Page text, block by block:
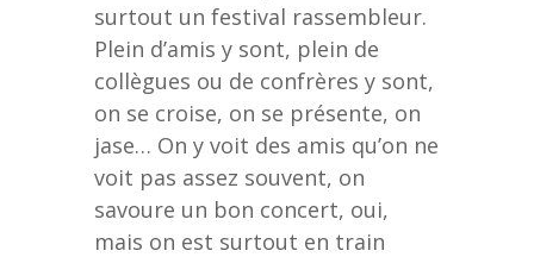
surtout un festival rassembleur.
Plein d’amis y sont, plein de
collègues ou de confrères y sont,
on se croise, on se présente, on
jase… On y voit des amis qu’on ne
voit pas assez souvent, on
savoure un bon concert, oui,
mais on est surtout en train